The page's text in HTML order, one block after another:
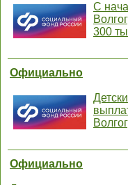
С
300
Официально
Официально